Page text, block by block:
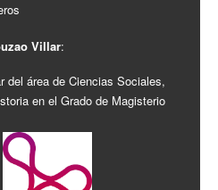
Villar:
del área de Ciencias Sociales,
en el Grado de Magisterio